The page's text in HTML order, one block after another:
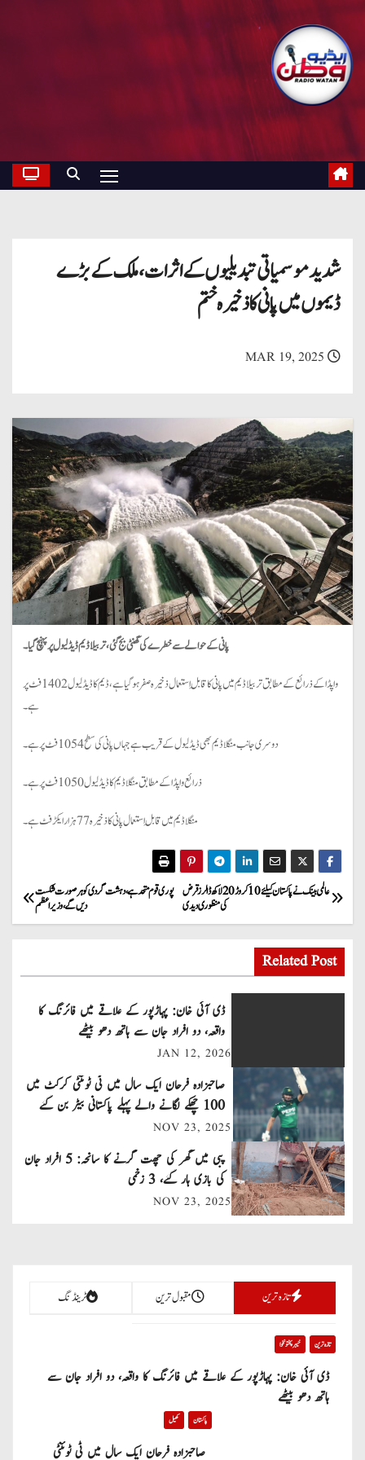
شدید موسمیاتی تبدیلیوں کے اثرات، ملک کے بڑے
ڈیموں میں پانی کا ذخیرہ ختم
MAR 19, 2025
پانی کے حوالے سے خطرے کی گھنٹی بج گئی، تربیلا ڈیم ڈیڈ لیول پر پہنچ گیا۔
واپڈا کے ذرائع کے مطابق تربیلا ڈیم میں پانی کا قابلِ استعمال ذخیرہ صفر ہو گیا ہے، ڈیم کا ڈیڈ لیول 1402 فٹ پر
ہے۔
دوسری جانب منگلا ڈیم بھی ڈیڈ لیول کے قریب ہے جہاں پانی کی سطح 1054 فٹ پر ہے۔
ذرائع واپڈا کے مطابق منگلا ڈیم کا ڈیڈ لیول 1050 فٹ پر ہے۔
منگلا ڈیم میں قابلِ استعمال پانی کا ذخیرہ 77 ہزار ایکڑ فٹ ہے۔
P
o
s
t
a
v
i
g
a
o
n
پوری قوم متحد ہے، دہشت گردی کو ہرصورت شکست
دیں گے، وزیراعظم
عالمی بینک نے پاکستان کیلئے 10 کروڑ 20 لاکھ ڈالرز قرض
کی منظوری دیدی
Related Post
ڈی آئی خان: پہاڑپور کے علاقے میں فائرنگ کا
واقعہ، دو افراد جان سے ہاتھ دھو بیٹھے
JAN 12, 2026
صاحبزادہ فرحان ایک سال میں ٹی ٹوئنٹی کرکٹ میں
100 چھکے لگانے والے پہلے پاکستانی بیٹر بن گئے
NOV 23, 2025
پبی میں گھر کی چھت گرنے کا سانحہ: 5 افراد جان
کی بازی ہار گئے، 3 زخمی
NOV 23, 2025
تازہ ترین مقبول ترین ٹرینڈنگ
تازہ ترین خیبر پختونخوا
ڈی آئی خان: پہاڑپور کے علاقے میں فائرنگ کا واقعہ، دو افراد جان سے
ہاتھ دھو بیٹھے
پاکستان کھیل
صاحبزادہ فرحان ایک سال میں ٹی ٹوئنٹی